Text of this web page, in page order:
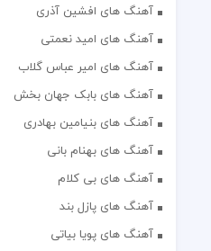
آهنگ های افشین آذری
آهنگ های امید نعمتی
آهنگ های امیر عباس گلاب
آهنگ های بابک جهان بخش
آهنگ های بنیامین بهادری
آهنگ های بهنام بانی
آهنگ های بی کلام
آهنگ های پازل بند
آهنگ های پویا بیاتی